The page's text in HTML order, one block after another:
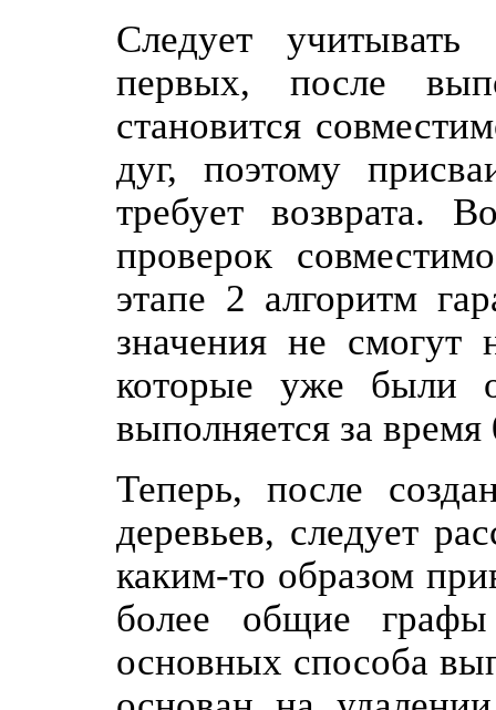
Следует
первых, после
становится
дуг, поэтому
требует возврата.
проверок
этапе 2 алгоритм
значения не смогут
которые уже были
выполняется за
Теперь, после
деревьев, следует
каким-то образом
более общие
основных способа